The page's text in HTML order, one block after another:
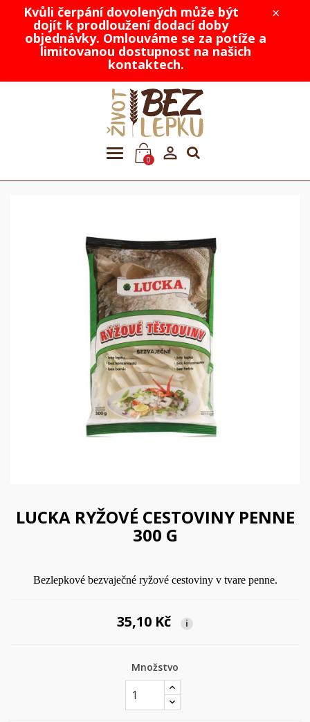
×
Kvůli čerpání dovolených může být
dojít k prodloužení dodací doby
objednávky. Omlouváme se za potíže a
limitovanou dostupnost na našich
kontaktech.
0 
LUCKA RYŽOVÉ CESTOVINY PENNE
300 G
Bezlepkové bezvaječné ryžové cestoviny v tvare penne.
35,10 Kč i
Množstvo
Vytvoriť zoznam želaní